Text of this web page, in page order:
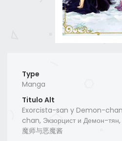
Type
Manga
Titulo Alt
Exorcista-san y Demon-
chan, Экзорцист и Демон-
魔师与恶魔酱